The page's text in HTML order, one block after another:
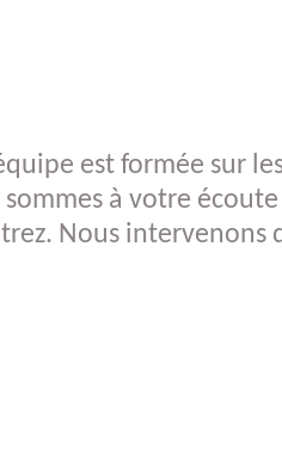
est formée sur
à votre écoute
Nous intervenons